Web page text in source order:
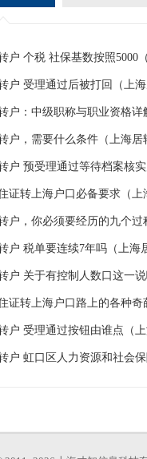
户：中级职称与职业资格详
户，需要什么条件（上海居
户，你必须要经历的九个过
户 税单要连续7年吗（上海